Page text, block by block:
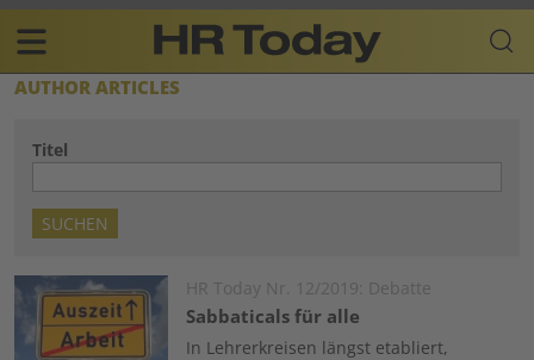
Skip
content
Plattform
für
Human
Main
DE
AUTHOR ARTICLES
Titel
Image HR Today Nr. 12/2019: Debatte
Sabbaticals für alle
In Lehrerkreisen längst etabliert,